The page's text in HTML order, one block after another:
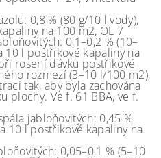
0,8 % (80 g/10 l vody),
na 100 m2, OL 7
0,1–0,2 % (10–
10 l postřikové kapaliny na
rosení dávku postřikové
rozmezí (3–10 l/100 m2),
tak, aby byla zachována
plochy. Ve f. 61 BBA, ve f.
jabloňovitých: 0,45 %
10 l postřikové kapaliny na
0,05–0,1 % (5–10